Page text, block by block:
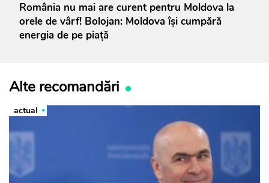
România nu mai are curent pentru Moldova la
orele de vârf! Bolojan: Moldova își cumpără
energia de pe piață
Alte recomandări
actual